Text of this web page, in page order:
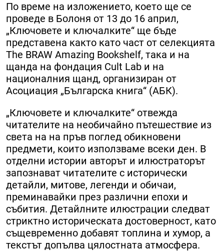
По време на изложението, което ще се
проведе в Болоня от 13 до 16 април,
„Ключовете и ключалките“ ще бъде
представена както като част от селекцията
The BRAW Amazing Bookshelf, така и на
щанда на фондация Cult Lab и на
националния щанд, организиран от
Асоциация „Българска книга“ (АБК).
„Ключовете и ключалките“ отвежда
читателите на необичайно пътешествие из
света на на пръв поглед обикновени
предмети, които използваме всеки ден. В
отделни истории авторът и илюстраторът
запознават читателите с исторически
детайли, митове, легенди и обичаи,
преминавайки през различни епохи и
събития. Детайлните илюстрации следват
стриктно историческата достоверност, като
същевременно добавят топлина и хумор, а
текстът допълва цялостната атмосфера.